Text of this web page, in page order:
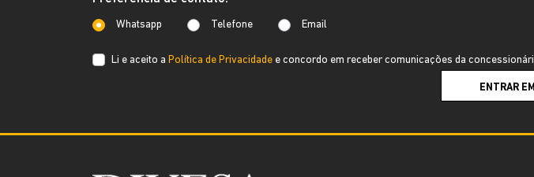
Whatsapp Telefone Email
Li e aceito a Política de Privacidade e concordo em receber comunicações da
ENTRAR